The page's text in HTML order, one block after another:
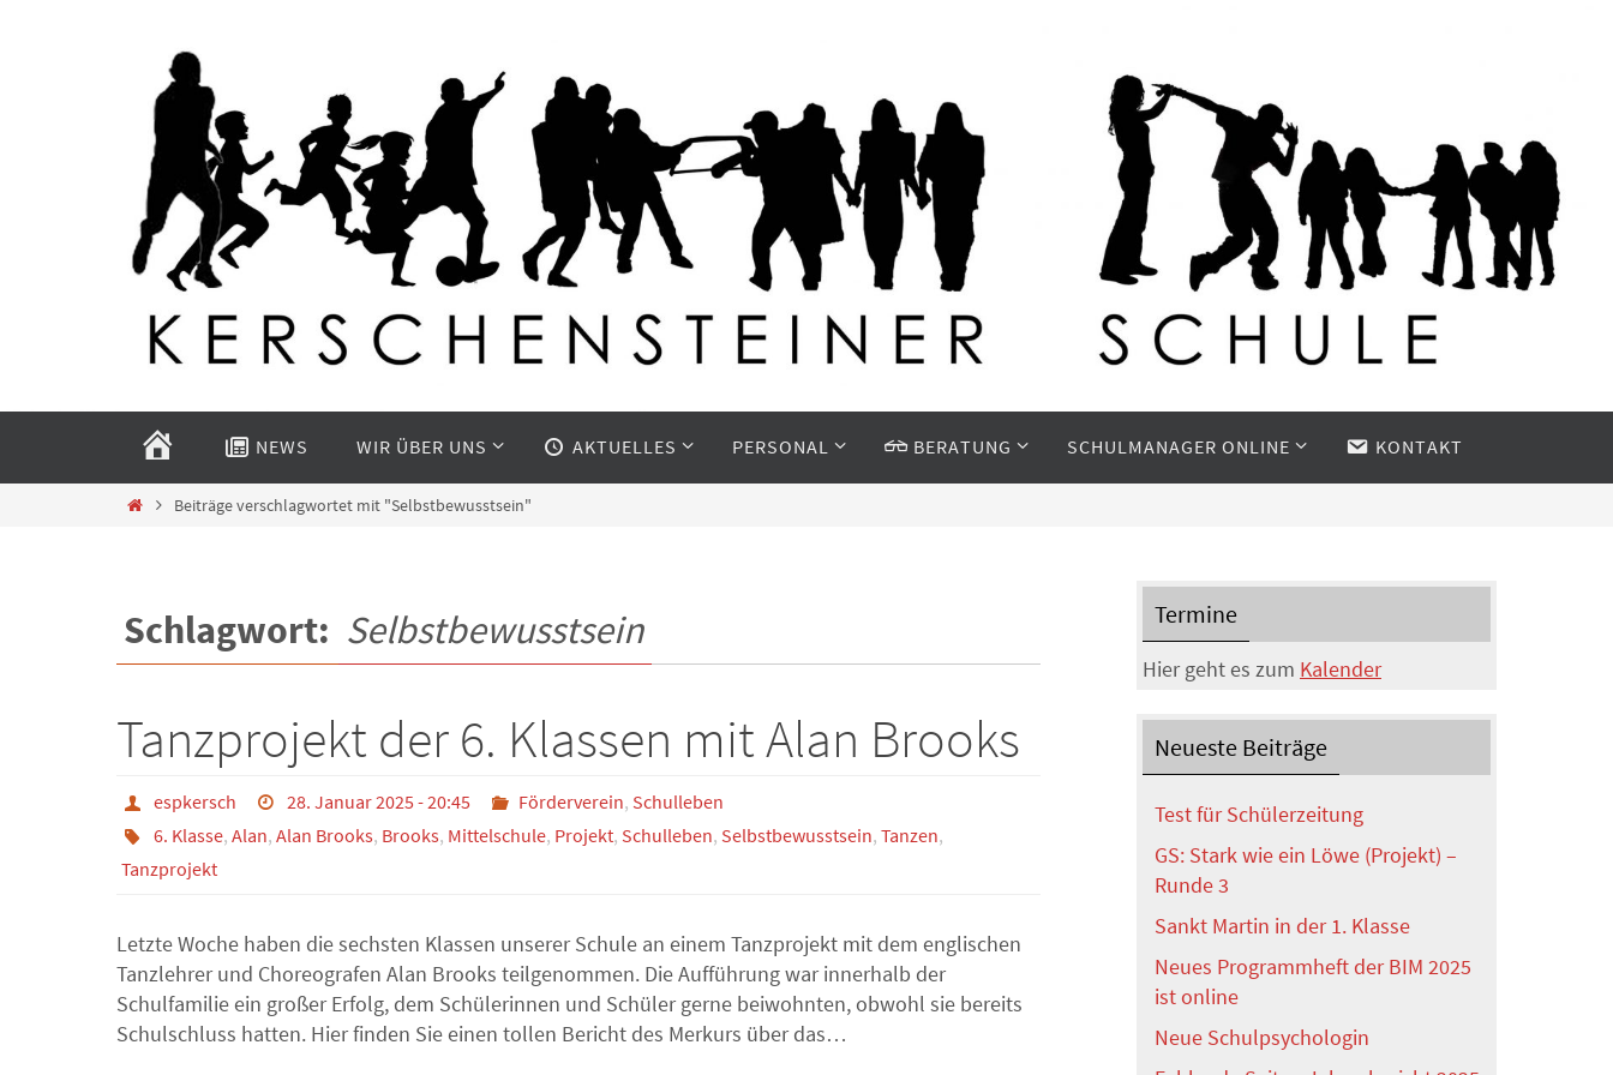
START NEWS WIR ÜBER UNS AKTUELLES PERSONAL BERATUNG SCHULMANAGER ONLINE KONTAKT
StartBeiträge verschlagwortet mit "Selbstbewusstsein"
Schlagwort: Selbstbewusstsein
Tanzprojekt der 6. Klassen mit Alan Brooks
espkersch 28. Januar 2025 - 20:45 Förderverein, Schulleben
6. Klasse, Alan, Alan Brooks, Brooks, Mittelschule, Projekt, Schulleben, Selbstbewusstsein, Tanzen,
Tanzprojekt
Letzte Woche haben die sechsten Klassen unserer Schule an einem Tanzprojekt mit dem englischen
Tanzlehrer und Choreografen Alan Brooks teilgenommen. Die Aufführung war innerhalb der
Schulfamilie ein großer Erfolg, dem Schülerinnen und Schüler gerne beiwohnten, obwohl sie bereits
Schulschluss hatten. Hier finden Sie einen tollen Bericht des Merkurs über das…
Termine
Hier geht es zum Kalender
Neueste Beiträge
Test für Schülerzeitung
GS: Stark wie ein Löwe (Projekt) –
Runde 3
Sankt Martin in der 1. Klasse
Neues Programmheft der BIM 2025
ist online
Neue Schulpsychologin